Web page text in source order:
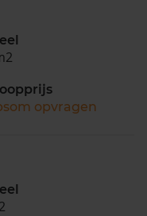
opvragen